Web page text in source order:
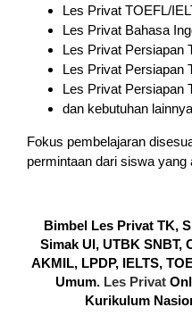
Les Privat TOEFL/
Les Privat Bahasa
Les Privat Persiapan
Les Privat Persiapan
Les Privat Persiapan
dan kebutuhan
Fokus pembelajaran
permintaan dari siswa yang
Bimbel Les Privat TK,
Simak UI, UTBK SNBT,
AKMIL, LPDP, IELTS,
Umum. Les Privat
Kurikulum